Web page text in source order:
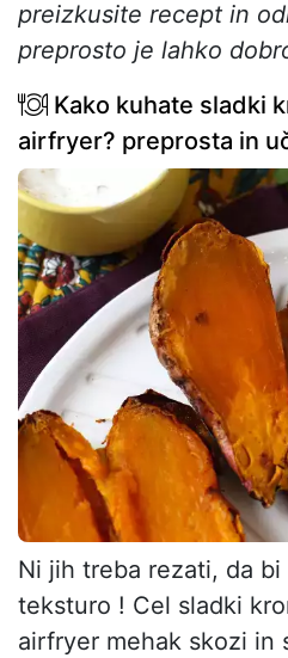
preizkusite recept in
preprosto je lahko
Kako kuhate sladki
airfryer? preprosta in
Ni jih treba rezati, da
teksturo ! Cel sladki
airfryer mehak skozi in